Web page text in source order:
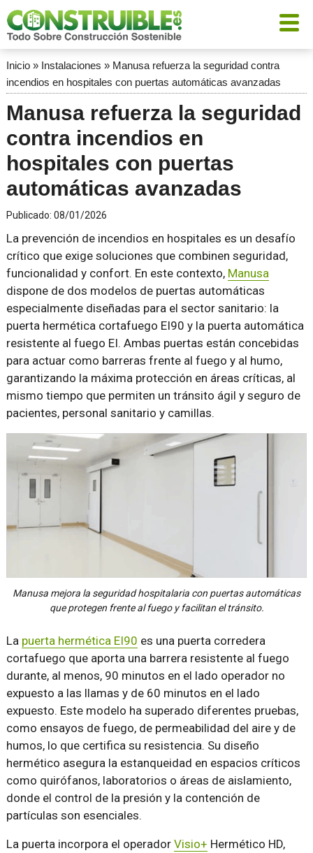
Inicio» Instalaciones » Manusa refuerza la seguridad contra
incendios en hospitales con puertas automáticas avanzadas
Manusa refuerza la seguridad
contra incendios en
hospitales con puertas
automáticas avanzadas
Publicado: 08/01/2026
La prevención de incendios en hospitales es un desafío
crítico que exige soluciones que combinen seguridad,
funcionalidad y confort. En este contexto, Manusa
dispone de dos modelos de puertas automáticas
especialmente diseñadas para el sector sanitario: la
puerta hermética cortafuego EI90 y la puerta automática
resistente al fuego EI. Ambas puertas están concebidas
para actuar como barreras frente al fuego y al humo,
garantizando la máxima protección en áreas críticas, al
mismo tiempo que permiten un tránsito ágil y seguro de
pacientes, personal sanitario y camillas.
Manusa mejora la seguridad hospitalaria con puertas automáticas
que protegen frente al fuego y facilitan el tránsito.
La puerta hermética EI90 es una puerta corredera
cortafuego que aporta una barrera resistente al fuego
durante, al menos, 90 minutos en el lado operador no
expuesto a las llamas y de 60 minutos en el lado
expuesto. Este modelo ha superado diferentes pruebas,
como ensayos de fuego, de permeabilidad del aire y de
humos, lo que certifica su resistencia. Su diseño
hermético asegura la estanqueidad en espacios críticos
como quirófanos, laboratorios o áreas de aislamiento,
donde el control de la presión y la contención de
partículas son esenciales.
La puerta incorpora el operador Visio+ Hermético HD,